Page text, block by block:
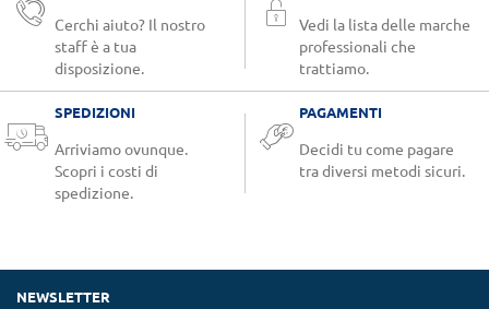
Cerchi aiuto? Il nostro
staff è a tua
disposizione.
Vedi la lista delle marche
professionali che
trattiamo.
SPEDIZIONI
Arriviamo ovunque.
Scopri i costi di
spedizione.
PAGAMENTI
Decidi tu come pagare
tra diversi metodi sicuri.
NEWSLETTER